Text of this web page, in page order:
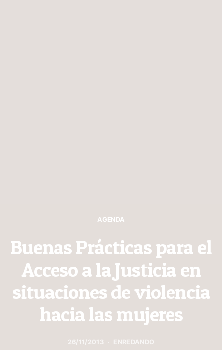
AGENDA
Buenas Prácticas para el
Acceso a la Justicia en
situaciones de violencia
hacia las mujeres
26/11/2013 ENREDANDO